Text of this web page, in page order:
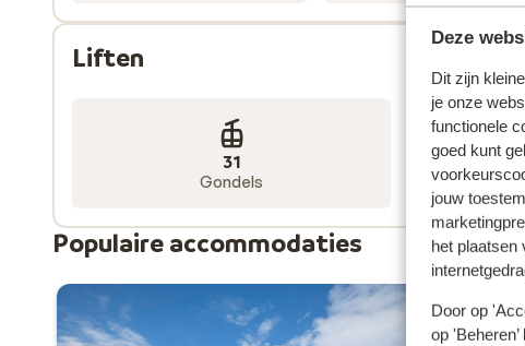
Deze
Dit zijn
je onze
functionele
goed kunt
jouw
het plaatsen
Door op
op
Liften
31
Gondels
Populaire accommodaties